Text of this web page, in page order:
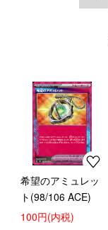
希望のアミュレッ
ト(98/106 ACE)
100円(内税)